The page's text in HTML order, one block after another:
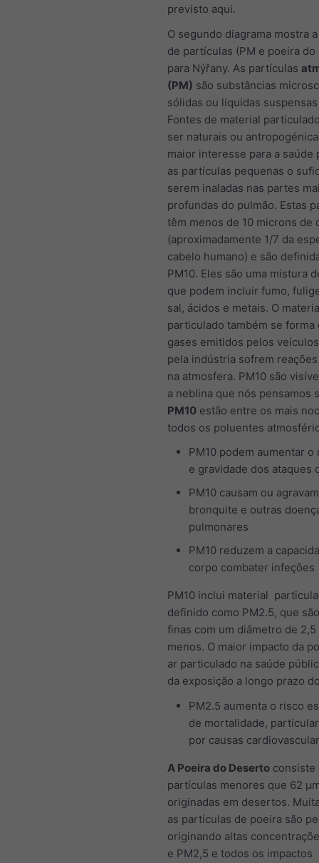
previsto aqui.
O segundo diagrama mostra
de partículas (PM e poeira
para Nýřany. As partículas
(PM) são substâncias
sólidas ou líquidas
Fontes de material
ser naturais ou
maior interesse para a saúde
as partículas pequenas o
serem inaladas nas partes
profundas do pulmão. Estas
têm menos de 10 microns de
(aproximadamente 1/7 da
cabelo humano) e são
PM10. Eles são uma mistura
que podem incluir fumo,
sal, ácidos e metais. O
particulado também se forma
gases emitidos pelos
pela indústria sofrem
na atmosfera. PM10 são
a neblina que nós pensamos
PM10 estão entre os mais
todos os poluentes
PM10 podem aumentar o
e gravidade dos ataques
PM10 causam ou
bronquite e outras
pulmonares
PM10 reduzem a
corpo combater infeções
PM10 inclui material
definido como PM2.5, que
finas com um diâmetro de 2,5
menos. O maior impacto da
ar particulado na saúde
da exposição a longo prazo
PM2.5 aumenta o risco
de mortalidade,
por causas
A Poeira do Deserto consiste
partículas menores que 62
originadas em desertos.
as partículas de poeira são
originando altas
e PM2,5 e todos os impactos